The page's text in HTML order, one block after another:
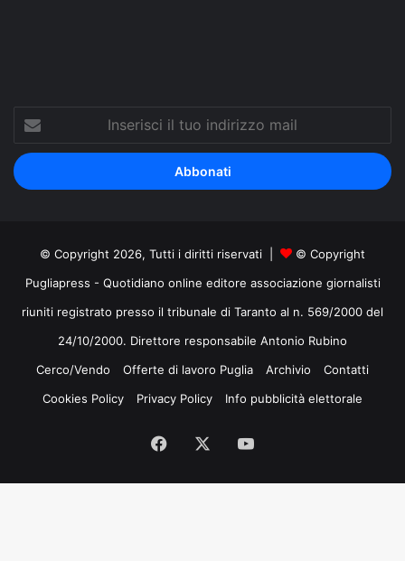
Inserisci
tuo
indirizzo
mail
© Copyright 2026, Tutti i diritti riservati |
© Copyright
Pugliapress - Quotidiano online editore associazione giornalisti
riuniti registrato presso il tribunale di Taranto al n. 569/2000 del
24/10/2000. Direttore responsabile Antonio Rubino
Cerco/Vendo
Offerte di lavoro Puglia Archivio
Contatti
Cookies Policy
Privacy Policy Info pubblicità elettorale
Facebook
Tube